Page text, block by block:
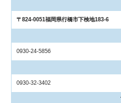
〒824-0051福岡県行橋市下検地183-6
0930-24-5856
0930-32-3402